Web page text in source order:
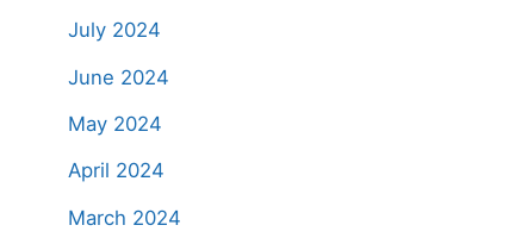
July 2024
June 2024
May 2024
April 2024
March 2024